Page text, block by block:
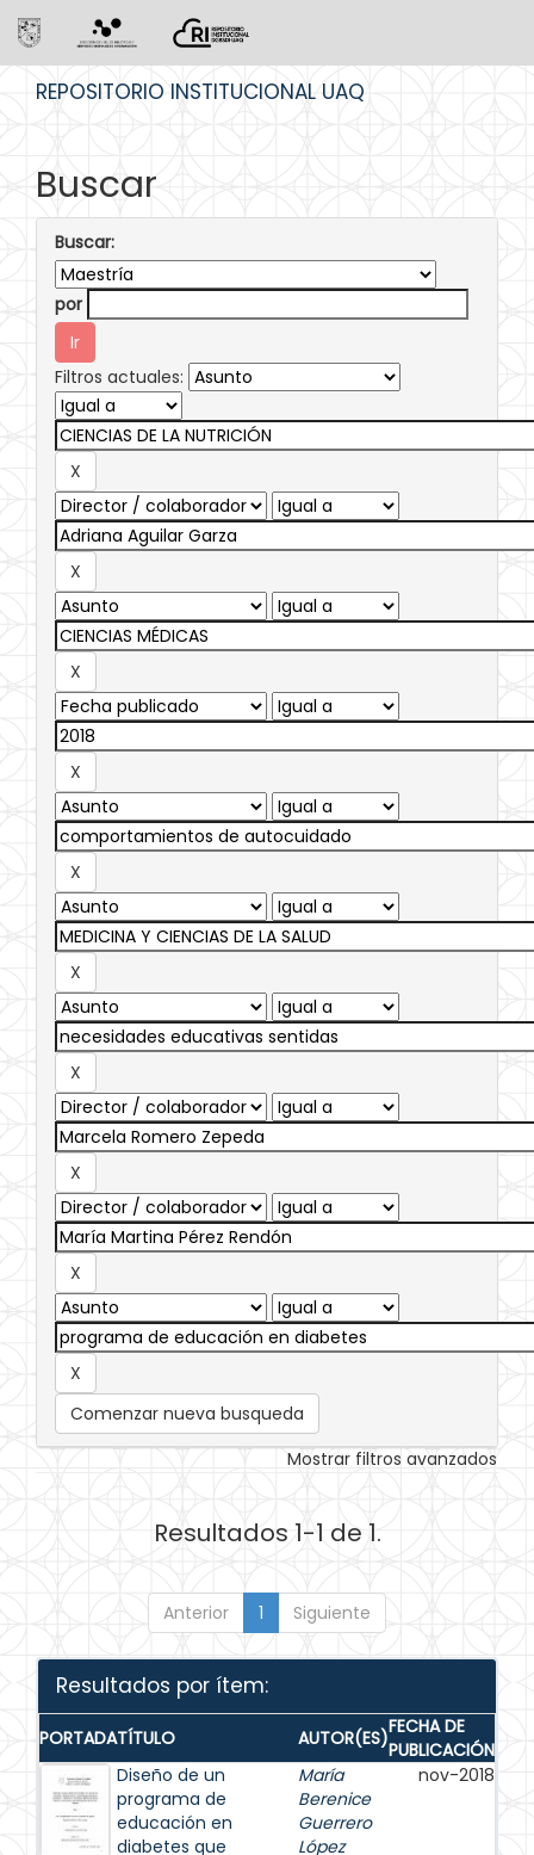
REPOSITORIO INSTITUCIONAL UAQ
Buscar
Buscar:
por
Filtros actuales:
Comenzar nueva busqueda
Mostrar filtros avanzados
Resultados 1-1 de 1.
Anterior 1 Siguiente
Resultados por ítem:
PORTADATÍTULO AUTOR(ES)FECHA DE
PUBLICACIÓN
Diseño de un
programa de
educación en
diabetes que
María
Berenice
Guerrero
López
nov-2018